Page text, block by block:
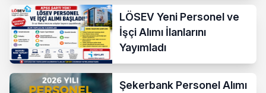
LÖSEV Yeni Personel ve
İşçi Alımı İlanlarını
Yayımladı
Şekerbank Personel Alımı